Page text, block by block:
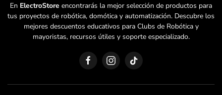
En ElectroStore encontrarás la mejor selección de productos para
tus proyectos de robótica, domótica y automatización. Descubre los
mejores descuentos educativos para Clubs de Robótica y
mayoristas, recursos útiles y soporte especializado.